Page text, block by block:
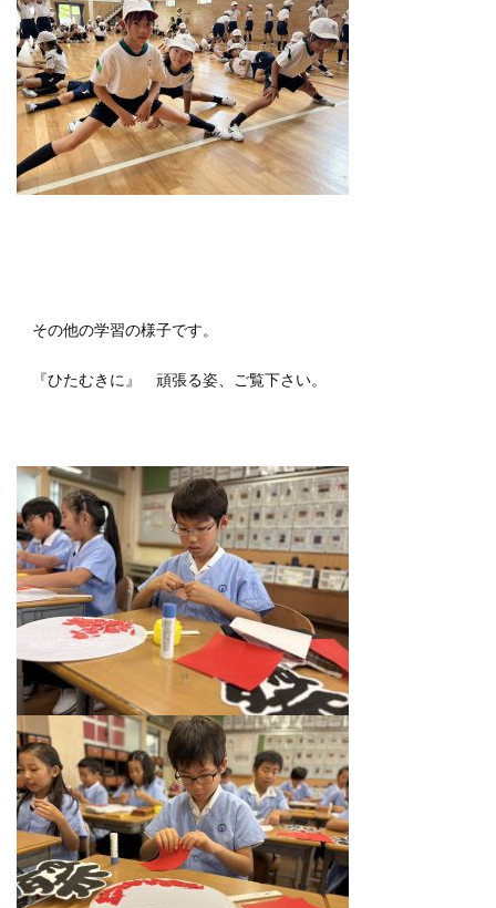
その他の学習の様子です。
『ひたむきに』 頑張る姿、ご覧下さい。